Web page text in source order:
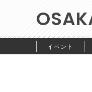
イベント